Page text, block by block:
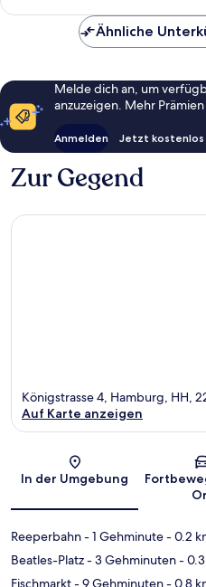
Ähnliche
Melde dich an, um
anzuzeigen. Mehr
Anmelden Jetzt kostenlos
Zur Gegend
Königstrasse 4, Hamburg, HH,
Auf Karte anzeigen
In der Umgebung
Reeperbahn- 1 Gehminute- 0.2
Beatles-Platz- 3 Gehminuten-
Fischmarkt- 9 Gehminuten- 0.8